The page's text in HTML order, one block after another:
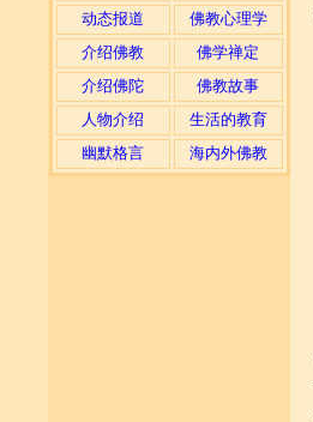
动态报道
佛教心理学
介绍佛教
佛学禅定
介绍佛陀
佛教故事
人物介绍
生活的教育
幽默格言
海内外佛教